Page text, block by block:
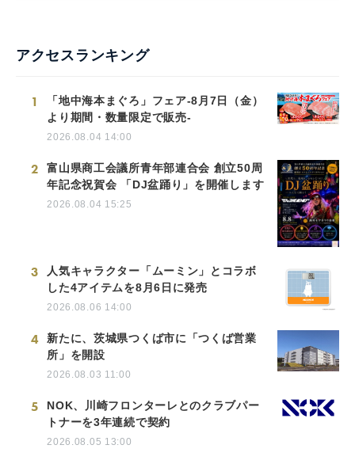
アクセスランキング
1
「地中海本まぐろ」フェア-8月7日（金）
より期間・数量限定で販売-
2026.08.04 14:00
2
富山県商工会議所青年部連合会 創立50周
年記念祝賀会 「DJ盆踊り」を開催します
2026.08.04 15:25
3
人気キャラクター「ムーミン」とコラボ
した4アイテムを8月6日に発売
2026.08.06 14:00
4
新たに、茨城県つくば市に「つくば営業
所」を開設
2026.08.03 11:00
5
NOK、川崎フロンターレとのクラブパー
トナーを3年連続で契約
2026.08.05 13:00